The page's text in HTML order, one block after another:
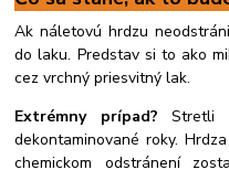
Ak náletovú hrdzu
do laku. Predstav si to ako
cez vrchný priesvitný lak.
Extrémny prípad? Stretli
dekontaminované roky.
chemickom odstránení